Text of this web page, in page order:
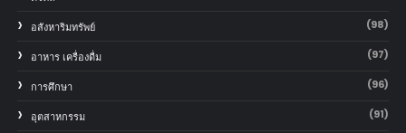
อสังหาริมทรัพย์ (98)
อาหาร เครื่องดื่ม (97)
การศึกษา (96)
อุตสาหกรรม (91)